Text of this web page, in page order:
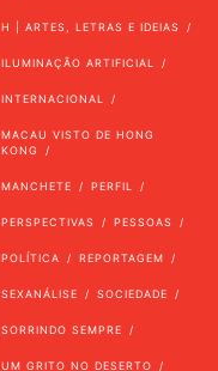
H | ARTES, LETRAS E IDEIAS
ILUMINAÇÃO ARTIFICIAL
INTERNACIONAL
MACAU VISTO DE HONG
KONG
MANCHETE PERFIL
PERSPECTIVAS PESSOAS
POLÍTICA REPORTAGEM
SEXANÁLISE SOCIEDADE
SORRINDO SEMPRE
UM GRITO NO DESERTO